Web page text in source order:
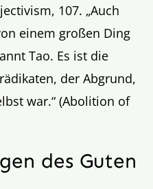
107. „Auch
einem großen Ding
Tao. Es ist die
der Abgrund,
war.“ (Abolition of
des Guten